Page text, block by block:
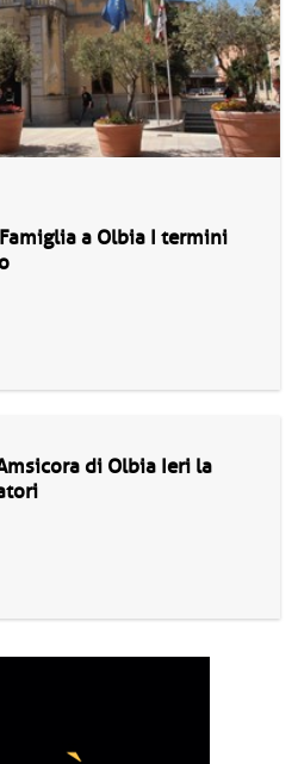
a Olbia I termini
di Olbia Ieri la